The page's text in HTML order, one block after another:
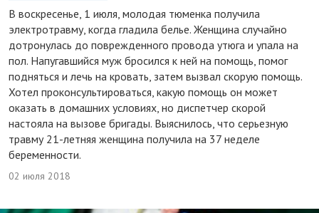
В воскресенье, 1 июля, молодая тюменка получила
электротравму, когда гладила белье. Женщина случайно
дотронулась до поврежденного провода утюга и упала на
пол. Напугавшийся муж бросился к ней на помощь, помог
подняться и лечь на кровать, затем вызвал скорую помощь.
Хотел проконсультироваться, какую помощь он может
оказать в домашних условиях, но диспетчер скорой
настояла на вызове бригады. Выяснилось, что серьезную
травму 21-летняя женщина получила на 37 неделе
беременности.
02 июля 2018